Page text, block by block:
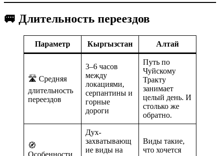
🚐 Длительность переездов
Параметр Кыргызстан Алтай
🛣️ Средняя
длительность
переездов
3–6 часов
между
локациями,
серпантины и
горные
дороги
Путь по
Чуйскому
Тракту
занимает
целый день. И
столько же
обратно.
🧭
Дух-
захватывающ
ие виды на
Виды такие,
что хочется